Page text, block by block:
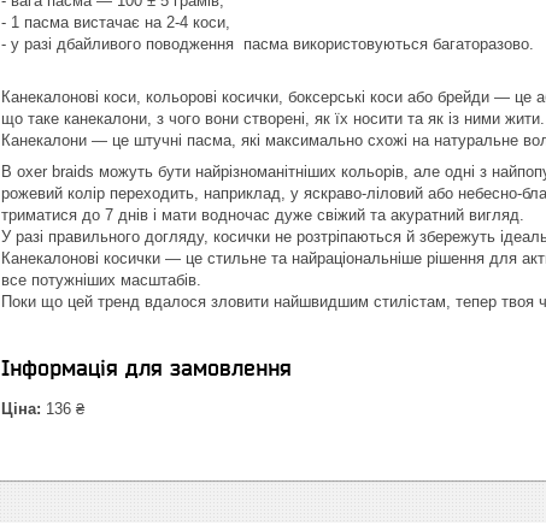
- 1 пасма вистачає на 2-4 коси,
- у разі дбайливого поводження пасма використовуються
Канекалонові коси, кольорові косички, боксерські коси або брейди — це
що таке канекалони, з чого вони створені, як їх носити та як із ними
Канекалони — це штучні пасма, які максимально схожі на натуральне
B oxer braids можуть бути найрізноманітніших кольорів, але одні з
рожевий колір переходить, наприклад, у яскраво-ліловий або небесно-
триматися до 7 днів і мати водночас дуже свіжий та акуратний вигляд.
У разі правильного догляду, косички не розтріпаються й збережуть
Канекалонові косички — це стильне та найраціональніше рішення для
все потужніших масштабів.
Поки що цей тренд вдалося зловити найшвидшим стилістам, тепер твоя
Інформація для замовлення
Ціна: 136 ₴